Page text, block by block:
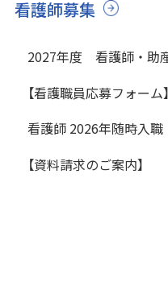
看護師募集
2027年度 看護師・助
【看護職員応募フォーム】
看護師 2026年随時入職
【資料請求のご案内】